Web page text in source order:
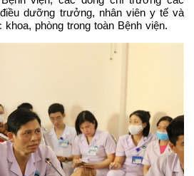
dưỡng trưởng, nhân viên y tế và
phòng trong toàn Bệnh viện.